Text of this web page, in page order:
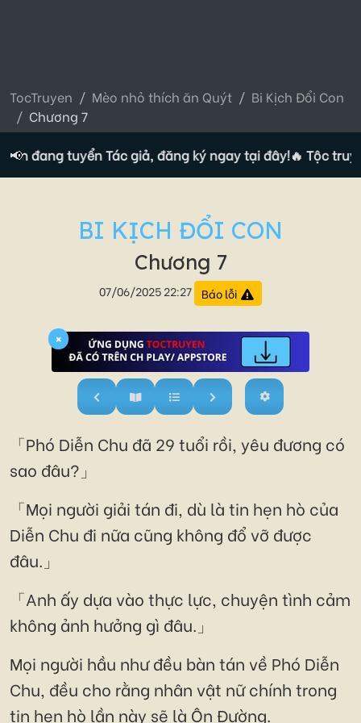
TocTruyen Mèo nhỏ thích ăn Quýt
Bi Kịch Đổi Con
Chương 7
📢đang tuyển Tác giả, đăng ký ngay tại đây!🔥 Tộc
BI KỊCH ĐỔI CON
Chương 7
07/06/2025 22:27 Báo lỗi
×
「Phó Diễn Chu đã 29 tuổi rồi, yêu đương có
sao đâu?」
「Mọi người giải tán đi, dù là tin hẹn hò của
Diễn Chu đi nữa cũng không đổ vỡ được
đâu.」
「Anh ấy dựa vào thực lực, chuyện tình cảm
không ảnh hưởng gì đâu.」
Mọi người hầu như đều bàn tán về Phó Diễn
Chu, đều cho rằng nhân vật nữ chính trong
tin hẹn hò lần này sẽ là Ôn Đường.